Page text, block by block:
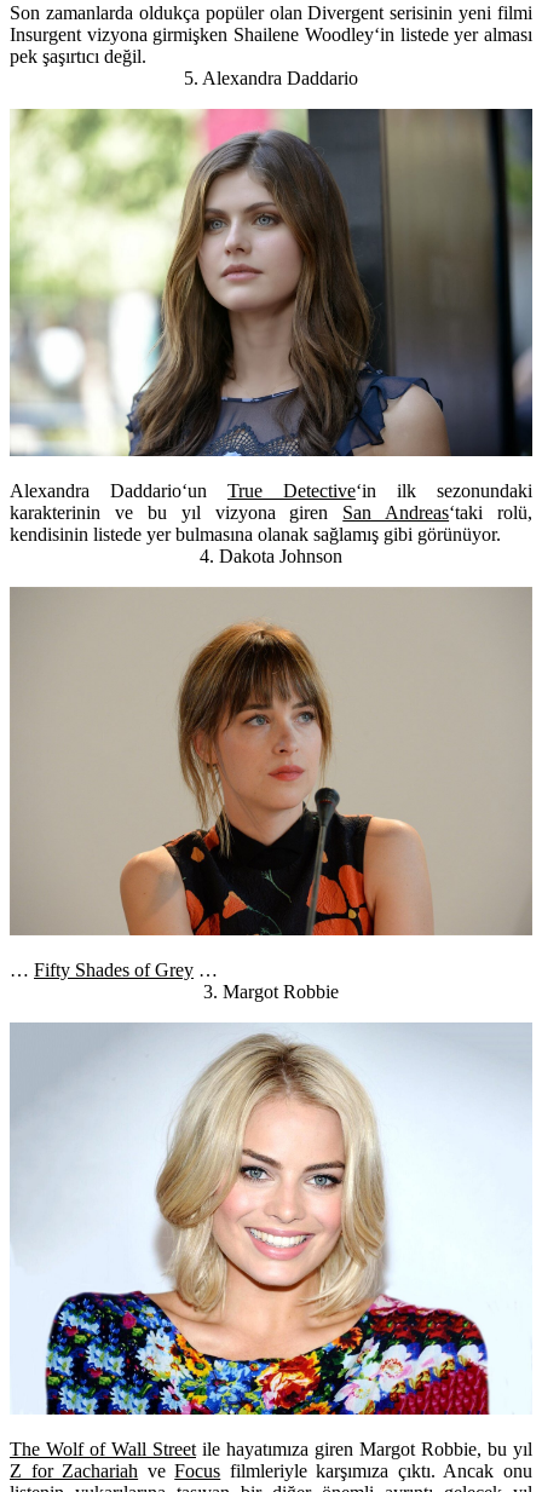
Son zamanlarda oldukça popüler olanDivergent serisinin yeni filmi
Insurgent vizyona girmişken Shailene Woodley‘in listede yer alması
pek şaşırtıcı değil.
5. Alexandra Daddario
Alexandra Daddario‘un True Detective‘in ilk sezonundaki
karakterinin ve bu yıl vizyona giren San Andreas‘taki rolü,
kendisinin listede yer bulmasına olanak sağlamış gibi görünüyor.
4. Dakota Johnson
… Fifty Shades of Grey …
3. Margot Robbie
The Wolf of Wall Street ile hayatımıza giren Margot Robbie, bu yıl
Z for Zachariah veFocus filmleriyle karşımıza çıktı. Ancak onu